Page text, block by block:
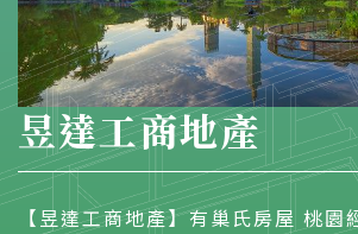
昱達工商地產
【昱達工商地產】有巢氏房屋 桃園